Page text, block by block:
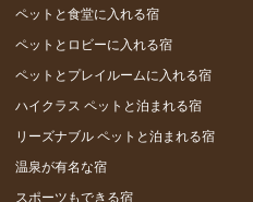
ペットと食堂に入れる宿
ペットとロビーに入れる宿
ペットとプレイルームに入れる宿
ハイクラス ペットと泊まれる宿
リーズナブル ペットと泊まれる宿
温泉が有名な宿
スポーツもできる宿